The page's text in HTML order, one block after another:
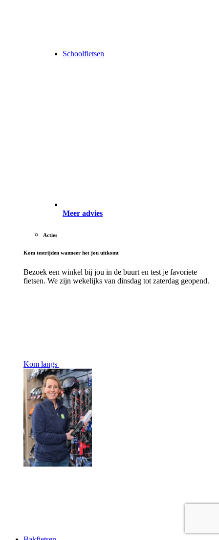
Schoolfietsen
Meer advies
Acties
Kom testrijden wanneer het jou uitkomt
Bezoek een winkel bij jou in de buurt en test je favoriete
fietsen. We zijn wekelijks van dinsdag tot zaterdag geopend.
Kom langs